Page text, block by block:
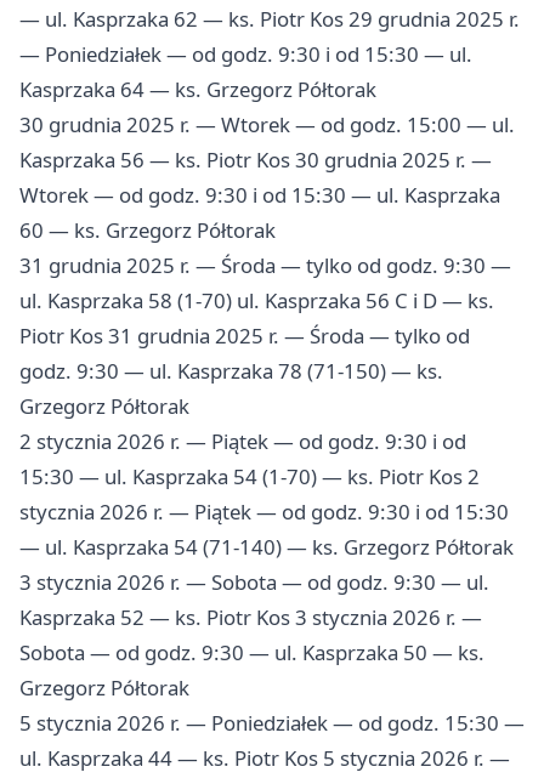
— ul. Kasprzaka 62 — ks. Piotr Kos 29 grudnia 2025 r.
— Poniedziałek — od godz. 9:30 i od 15:30 — ul.
Kasprzaka 64 — ks. Grzegorz Półtorak
30 grudnia 2025 r. — Wtorek — od godz. 15:00 — ul.
Kasprzaka 56 — ks. Piotr Kos 30 grudnia 2025 r. —
Wtorek — od godz. 9:30 i od 15:30 — ul. Kasprzaka
60 — ks. Grzegorz Półtorak
31 grudnia 2025 r. — Środa — tylko od godz. 9:30 —
ul. Kasprzaka 58 (1-70) ul. Kasprzaka 56 C i D — ks.
Piotr Kos 31 grudnia 2025 r. — Środa — tylko od
godz. 9:30 — ul. Kasprzaka 78 (71-150) — ks.
Grzegorz Półtorak
2 stycznia 2026 r. — Piątek — od godz. 9:30 i od
15:30 — ul. Kasprzaka 54 (1-70) — ks. Piotr Kos 2
stycznia 2026 r. — Piątek — od godz. 9:30 i od 15:30
— ul. Kasprzaka 54 (71-140) — ks. Grzegorz Półtorak
3 stycznia 2026 r. — Sobota — od godz. 9:30 — ul.
Kasprzaka 52 — ks. Piotr Kos 3 stycznia 2026 r. —
Sobota — od godz. 9:30 — ul. Kasprzaka 50 — ks.
Grzegorz Półtorak
5 stycznia 2026 r. — Poniedziałek — od godz. 15:30 —
ul. Kasprzaka 44 — ks. Piotr Kos 5 stycznia 2026 r. —